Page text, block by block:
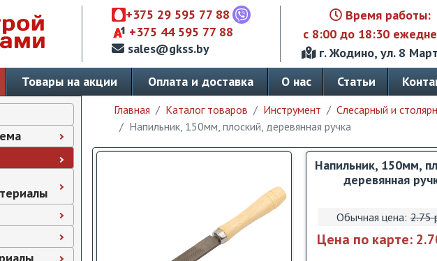
+375 29 595 77 88
+375 44 595 77 88
sales@gkss.by
Время работы:
с 8:00 до 18:30
г. Жодино, ул. 8
Товары на акции Оплата и доставка О нас Статьи
Главная Каталог товаров Инструмент
Слесарный и
Напильник, 150мм, плоский, деревянная ручка
Напильник, 150мм,
деревянная
Обычная цена: 2.75
Цена по карте: